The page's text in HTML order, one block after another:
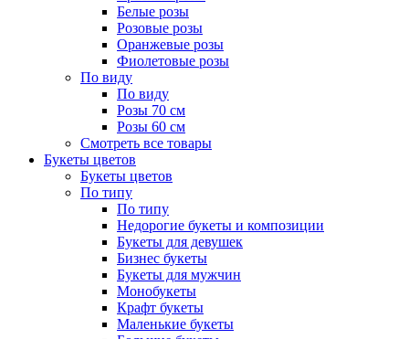
Белые розы
Розовые розы
Оранжевые розы
Фиолетовые розы
По виду
По виду
Розы 70 см
Розы 60 см
Смотреть все товары
Букеты цветов
Букеты цветов
По типу
По типу
Недорогие букеты и композиции
Букеты для девушек
Бизнес букеты
Букеты для мужчин
Монобукеты
Крафт букеты
Маленькие букеты